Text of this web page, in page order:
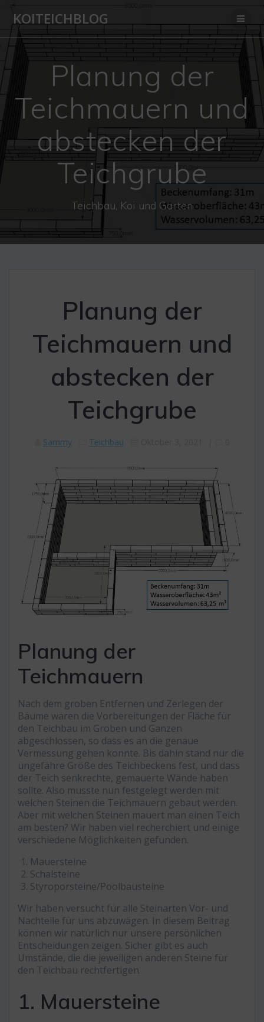
KOITEICHBLOG
Planung der
Teichmauern und
abstecken der
Teichgrube
Teichbau, Koi und Garten
Planung der
Teichmauern und
abstecken der
Teichgrube
Sammy Teichbau
Planung der
Teichmauern
Nach dem groben Entfernen und Zerlegen der
Bäume waren die Vorbereitungen der Fläche für
den Teichbau im Groben und Ganzen
abgeschlossen, so dass es an die genaue
Vermessung gehen konnte. Bis dahin stand nur die
ungefähre Größe des Teichbeckens fest, und dass
der Teich senkrechte, gemauerte Wände haben
sollte. Also musste nun festgelegt werden mit
welchen Steinen die Teichmauern gebaut werden.
Aber mit welchen Steinen mauert man einen Teich
am besten? Wir haben viel recherchiert und einige
verschiedene Möglichkeiten gefunden.
Mauersteine
Schalsteine
Styroporsteine/Poolbausteine
Wir haben versucht für alle Steinarten Vor- und
Nachteile für uns abzuwägen. In diesem Beitrag
können wir natürlich nur unsere persönlichen
Entscheidungen zeigen. Sicher gibt es auch
Umstände, die die jeweiligen anderen Steine für
den Teichbau rechtfertigen.
1. Mauersteine